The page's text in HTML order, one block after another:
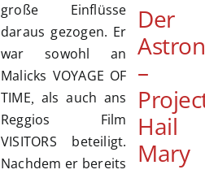
große Einflüsse
daraus gezogen. Er
war sowohl an
Malicks VOYAGE OF
TIME
als auch ans
Reggios Film
VISITORS
beteiligt.
Nachdem er bereits
Der
–
Hail
Mary